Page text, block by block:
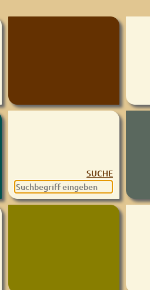
SUCHE